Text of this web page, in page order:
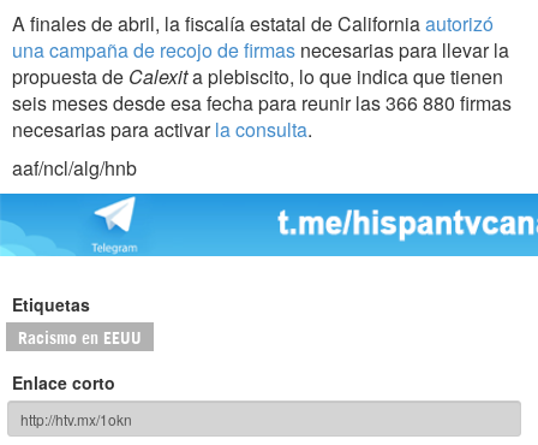
A finales de abril, la fiscalía estatal de Californiaautorizó
una campaña de recojo de firmas necesarias para llevar la
propuesta de Calexita plebiscito, lo que indica que tienen
seis meses desde esa fecha para reunir las 366 880 firmas
necesarias para activarla consulta.
aaf/ncl/alg/hnb
Etiquetas
Racismo en EEUU
Enlace corto